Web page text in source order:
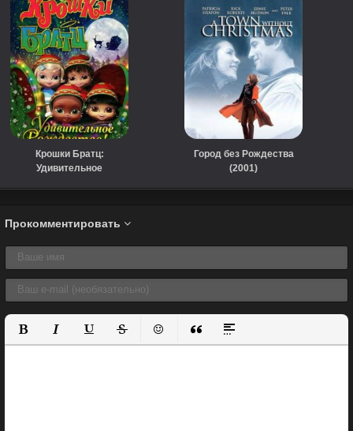
Крошки Братц:
Удивительное
Город без Рождества
(2001)
Прокомментировать
Полужирный
КурсивПодчеркнутый
ЗачеркнутыйВставить смайлик
Вставка цитаты
Вставка спойлера